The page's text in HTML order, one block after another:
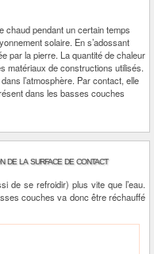
chaud pendant un certain temps
solaire. En s’adossant
par la pierre. La quantité de chaleur
matériaux de constructions utilisés.
l’atmosphère. Par contact, elle
dans les basses couches
de la surface de contact
de se refroidir) plus vite que l’eau.
couches va donc être réchauffé